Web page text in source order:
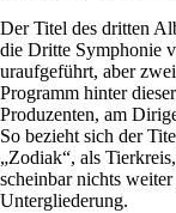
Der Titel des dritten
die Dritte Symphonie
uraufgeführt, aber
Programm hinter
Produzenten, am
So bezieht sich der
„Zodiak“, als
scheinbar nichts
Untergliederung.